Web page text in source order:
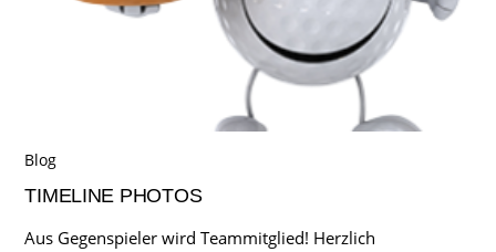
Blog
TIMELINE PHOTOS
Aus Gegenspieler wird Teammitglied! Herzlich